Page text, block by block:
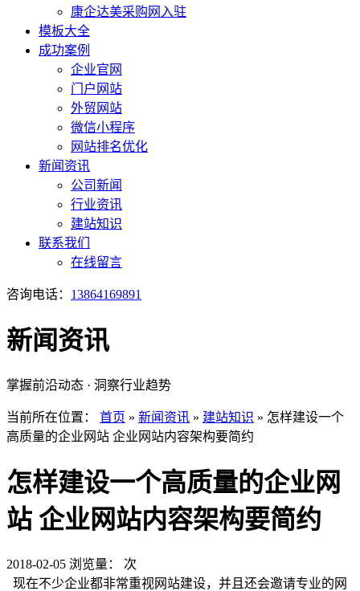
康企达美采购网入驻
模板大全
成功案例
企业官网
门户网站
外贸网站
微信小程序
网站排名优化
新闻资讯
公司新闻
行业资讯
建站知识
联系我们
在线留言
咨询电话： 13864169891
新闻资讯
掌握前沿动态 · 洞察行业趋势
当前所在位置： 首页 » 新闻资讯 » 建站知识 » 怎样建设一个
高质量的企业网站 企业网站内容架构要简约
怎样建设一个高质量的企业网
站 企业网站内容架构要简约
2018-02-05 浏览量：
次
现在不少企业都非常重视网站建设，并且还会邀请专业的网